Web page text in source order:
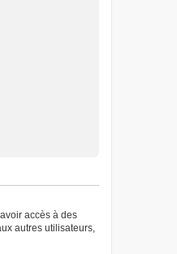
accès à des
autres utilisateurs,